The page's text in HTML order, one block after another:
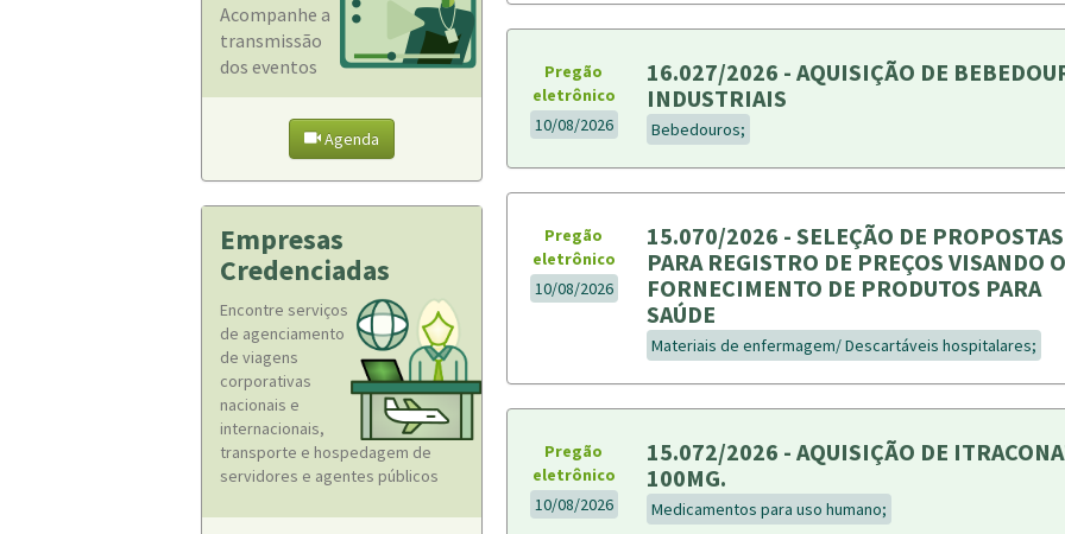
Acompanhe a
transmissão
dos eventos
Agenda
Empresas
Credenciadas
Encontre serviços
de agenciamento
de viagens
corporativas
nacionais e
internacionais,
transporte e hospedagem de
servidores e agentes públicos
Pregão
eletrônico
10/08/2026
16.027/2026 - AQUISIÇÃO DE
INDUSTRIAIS
Bebedouros;
Pregão
eletrônico
10/08/2026
15.070/2026 - SELEÇÃO DE PROPOSTAS
PARA REGISTRO DE PREÇOS VISANDO O
FORNECIMENTO DE PRODUTOS PARA
SAÚDE
Materiais de enfermagem/ Descartáveis hospitalares;
Pregão
eletrônico
10/08/2026
15.072/2026 - AQUISIÇÃO DE
100MG.
Medicamentos para uso humano;